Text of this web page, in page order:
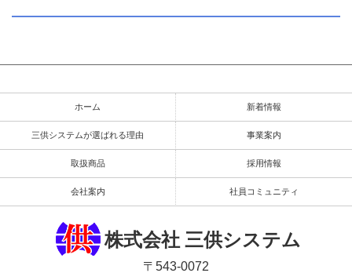
ホーム 新着情報
三供システムが選ばれる理由 事業案内
取扱商品 採用情報
会社案内 社員コミュニティ
株式会社 三供システム
〒543-0072